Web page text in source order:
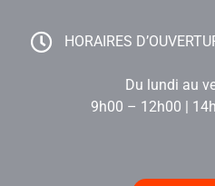
HORAIRES
Du lundi au
9h00 – 12h00 |